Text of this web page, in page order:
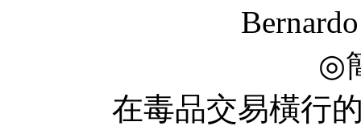
◎
在毒品交易橫行的